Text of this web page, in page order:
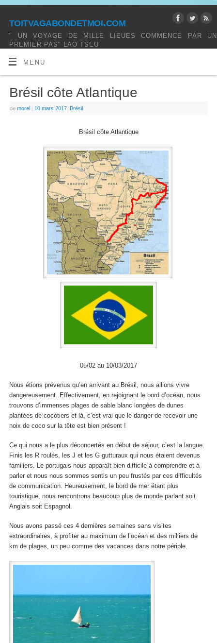
toitvagabondetmoi.com
" UN VOYAGE DE MILLE LIEUES COMMENCE PAR UN
PREMIER PAS" LAO TSEU
MENU
Brésil côte Atlantique
de morel | 10 mars 2017 |Brésil
Brésil côte Atlantique
05/02 au 10/03/2017
Nous étions prévenus qu’en arrivant au Brésil, nous allions vivre
dangereusement. Effectivement, en rejoignant le bord d’océan, nous
trouvons d’immenses plages de sable blanc longées de dunes
plantées de cocotiers et là, c’est vrai que le danger de recevoir une
noix de coco sur la tête est bien présent !
Ce qui nous a le plus déconcertés en début de séjour, c’est la langue.
Finis les R roulés, les J et les G gutturaux qui nous étaient devenus
familiers. Le portugais nous apparaît bien difficile à comprendre et à
parler et nous nous sommes sentis un peu frustés par ces difficultés
de communication. Heureusement, le bord de mer étant plus
touristique, nous rencontrons beaucoup plus de monde parlant soit
Anglais soit Espagnol.
Nous avons passé ces 4 dernières semaines sans visites
extraordinaires, à profiter au maximum de l’océan et des milliers de
km de plages, un peu comme des vacances dans notre périple.